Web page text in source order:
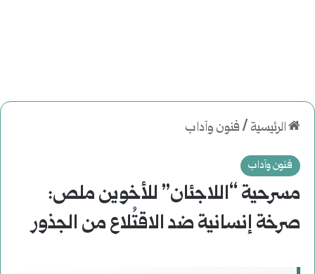
الرئيسية /فنون وآداب
فنون وآداب
مسرحية “اللاجئان” للأخوين ملص:
صرخة إنسانية ضد الاقتُلاع من الجذور